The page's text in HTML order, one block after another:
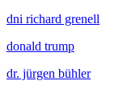
dni richard grenell
donald trump
dr. jürgen bühler